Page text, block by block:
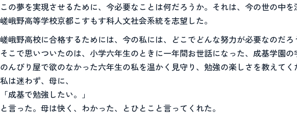
この夢を実現させるために、今必要なことは何だろうか。それは、今の世の中
嵯峨野高等学校京都こすもす科人文社会系統を志望した。
嵯峨野高校に合格するためには、今の私には、どこでどんな努力が必要なのだろ
そこで思いついたのは、小学六年生のときに一年間お世話になった、成基学園の
のんびり屋で欲のなかった六年生の私を温かく見守り、勉強の楽しさを教えて
私は迷わず、母に、
「成基で勉強したい。」
と言った。母は快く、わかった、とひとこと言ってくれた。